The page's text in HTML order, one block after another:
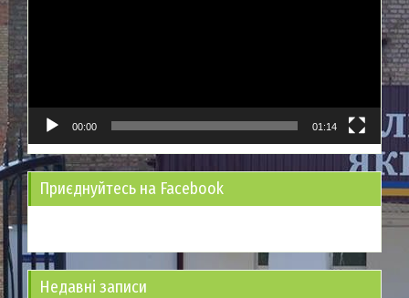
00:00 01:14
Приєднуйтесь на Facebook
Недавні записи